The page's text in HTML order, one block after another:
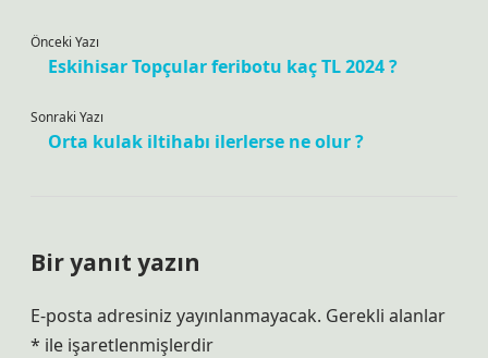
Önceki Yazı
Eskihisar Topçular feribotu kaç TL 2024 ?
Sonraki Yazı
Orta kulak iltihabı ilerlerse ne olur ?
Bir yanıt yazın
E-posta adresiniz yayınlanmayacak. Gerekli alanlar
* ile işaretlenmişlerdir